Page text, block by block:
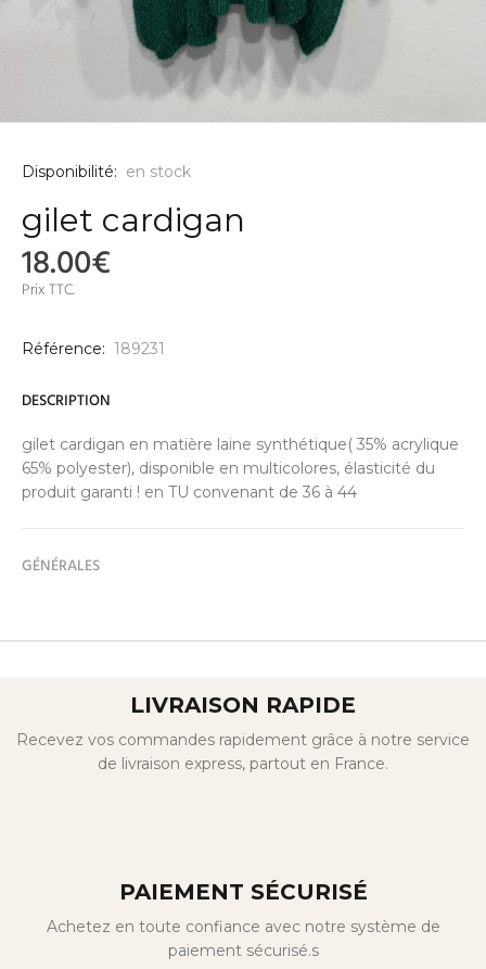
Disponibilité: en stock
gilet cardigan
18.00€
Prix TTC.
Référence: 189231
DESCRIPTION
gilet cardigan en matière laine synthétique( 35% acrylique
65% polyester), disponible en multicolores, élasticité du
produit garanti ! en TU convenant de 36 à 44
GÉNÉRALES
LIVRAISON RAPIDE
Recevez vos commandes rapidement grâce à notre service
de livraison express, partout en France.
PAIEMENT SÉCURISÉ
Achetez en toute confiance avec notre système de
paiement sécurisé.s